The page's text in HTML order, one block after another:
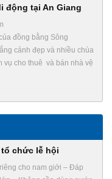
động tại An Giang
đồng bằng Sông
cảnh đẹp và nhiều chùa
vụ cho thuê và bán nhà vệ
chức lễ hội
cho nam giới – Đáp